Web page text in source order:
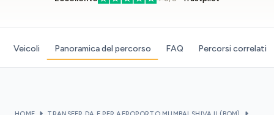
Veicoli Panoramica del percorso FAQ Percorsi correlati